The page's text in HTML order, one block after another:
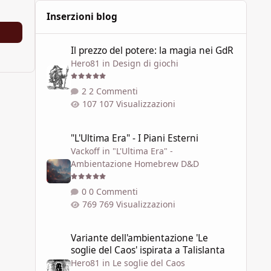
Inserzioni blog
Il prezzo del potere: la magia nei GdR
Hero81 in Design di giochi
2 Commenti
107 Visualizzazioni
"L'Ultima Era" - I Piani Esterni
Vackoffin "L'Ultima Era" -
Ambientazione Homebrew D&D
0 Commenti
769 Visualizzazioni
Variante dell'ambientazione 'Le
soglie del Caos' ispirata a Talislanta
Hero81 in Le soglie del Caos